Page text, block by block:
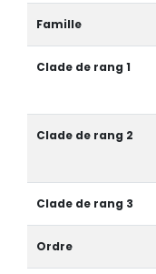
Famille
Clade de rang 1
Clade de rang 2
Clade de rang 3
Ordre